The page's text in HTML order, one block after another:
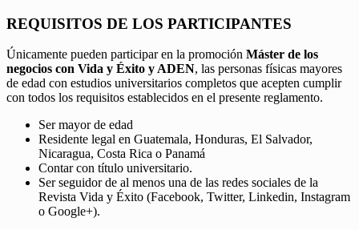
REQUISITOS DE LOS PARTICIPANTES
Únicamente pueden participar en la promoción Máster de los
negocios con Vida y Éxito y ADEN, las personas físicas mayores
de edad con estudios universitarios completos que acepten cumplir
con todos los requisitos establecidos en el presente reglamento.
Ser mayor de edad
Residente legal en Guatemala, Honduras, El Salvador,
Nicaragua, Costa Rica o Panamá
Contar con título universitario.
Ser seguidor de al menos una de las redes sociales de la
Revista Vida y Éxito (Facebook, Twitter, Linkedin, Instagram
o Google+).